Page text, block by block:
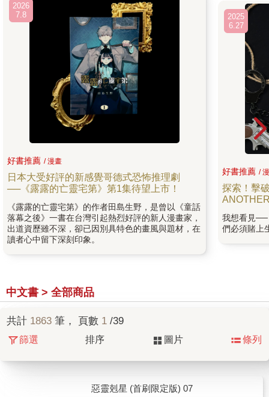
2026
7.8
好書推薦 / 漫畫
日本大受好評的新感覺哥德式恐怖推理劇
──《露露的亡靈宅第》第1集待望上市！
《露露的亡靈宅第》的作者田島生野，是曾以《童話
落幕之後》一書在台灣引起熱烈好評的新人漫畫家，
出道資歷雖不深，卻已因別具特色的畫風與題材，在
讀者心中留下深刻印象。
2025
6.27
好書推薦 /
探索！擊
我想看見──
們必須賭上
中文書 > 全部商品
共計 1863 筆， 頁數 1 /39
篩選 排序 圖片 條列
惡靈剋星 (首刷限定版) 07